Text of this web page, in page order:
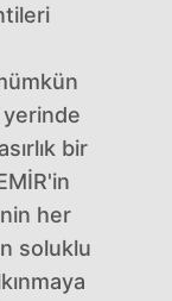
yerinde
bir
her
soluklu